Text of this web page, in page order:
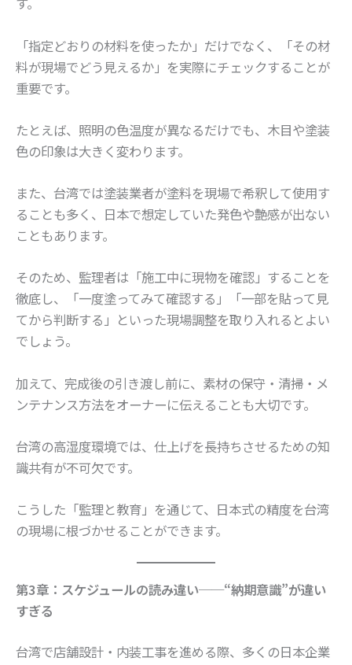
「指定どおりの材料を使ったか」だけでなく、「その材
料が現場でどう見えるか」を実際にチェックすることが
重要です。
たとえば、照明の色温度が異なるだけでも、木目や塗装
色の印象は大きく変わります。
また、台湾では塗装業者が塗料を現場で希釈して使用す
ることも多く、日本で想定していた発色や艶感が出ない
こともあります。
そのため、監理者は「施工中に現物を確認」することを
徹底し、「一度塗ってみて確認する」「一部を貼って見
てから判断する」といった現場調整を取り入れるとよい
でしょう。
加えて、完成後の引き渡し前に、素材の保守・清掃・メ
ンテナンス方法をオーナーに伝えることも大切です。
台湾の高湿度環境では、仕上げを長持ちさせるための知
識共有が不可欠です。
こうした「監理と教育」を通じて、日本式の精度を台湾
の現場に根づかせることができます。
第3章：スケジュールの読み違い──“納期意識”が違い
すぎる
台湾で店舗設計・内装工事を進める際、多くの日本企業